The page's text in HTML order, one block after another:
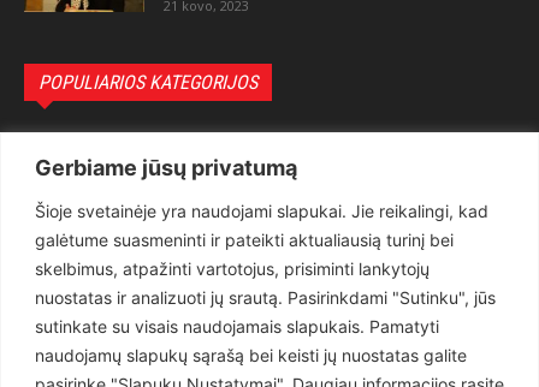
Gerbiame jūsų privatumą
Šioje svetainėje yra naudojami slapukai. Jie reikalingi, kad
galėtume suasmeninti ir pateikti aktualiausią turinį bei
skelbimus, atpažinti vartotojus, prisiminti lankytojų
nuostatas ir analizuoti jų srautą. Pasirinkdami "Sutinku", jūs
sutinkate su visais naudojamais slapukais. Pamatyti
naudojamų slapukų sąrašą bei keisti jų nuostatas galite
21 kovo, 2023
POPULIARIOS KATEGORIJOS
Teisėsauga
1497
Aktualu
Lietuva
619
Pasaulis
Статьи на русском